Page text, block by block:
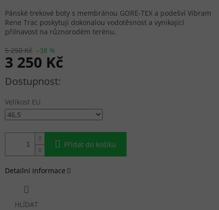
5 250 Kč –38 %
3 250 Kč
Měrná cena:
Velikost EU
Přidat do košíku
Pánské trekové boty s membránou GORE-TEX a podešví Vibram
Rene Trac poskytují dokonalou vodotěsnost a vynikající
přilnavost na různorodém terénu.
Detailní informace
HLÍDAT